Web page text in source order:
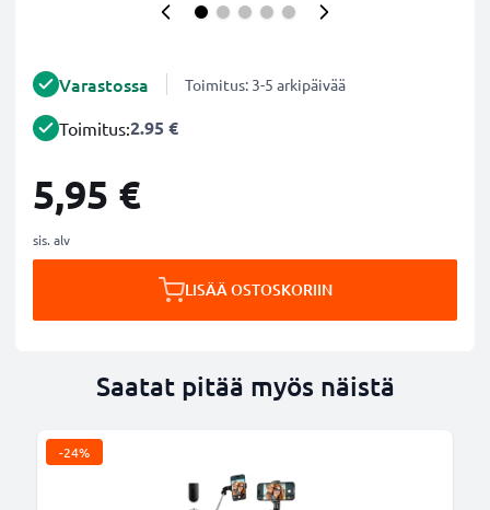
Varastossa Toimitus: 3-5 arkipäivää
Toimitus:2.95 €
5,95 €
sis. alv
LISÄÄ OSTOSKORIIN
Saatat pitää myös näistä
-24%